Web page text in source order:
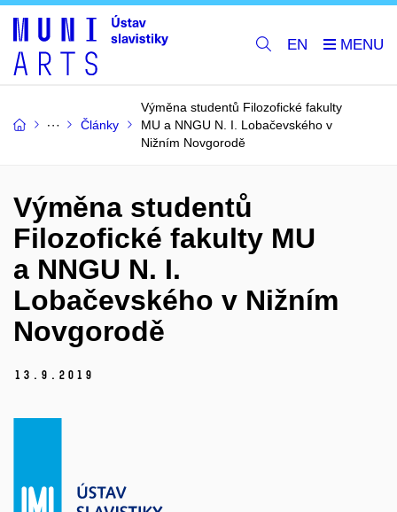
EN
Články
Výměna studentů Filozofické fakulty
MU a NNGU N. I. Lobačevského v
Nižním Novgorodě
Výměna studentů
Filozofické fakulty MU
a NNGU N. I.
Lobačevského v Nižním
Novgorodě
13. 9. 2019